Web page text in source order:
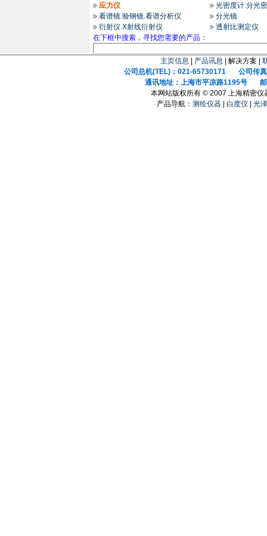
应力仪
光密度计.分光
看谱镜.验钢镜.看谱分析仪
分光镜
衍射仪.X射线衍射仪
透射比测定仪
在下框中搜索，寻找您需要的产品：
主页信息 产品讯息 | 解决方案 |
公司总机(TEL)：021-65730171 公司传真
通讯地址：上海市平凉路1195号 邮
本网站版权所有 © 2007 上海精密仪
产品导航： 测绘仪器| 白度仪 光